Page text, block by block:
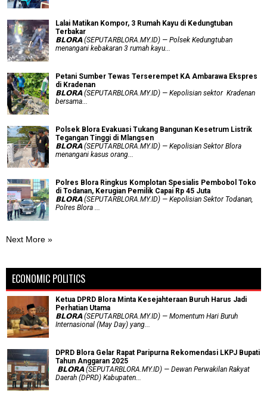
Lalai Matikan Kompor, 3 Rumah Kayu di Kedungtuban
Terbakar
𝗕𝗟𝗢𝗥𝗔 (SEPUTARBLORA.MY.ID) — Polsek Kedungtuban
menangani kebakaran 3 rumah kayu...
Petani Sumber Tewas Terserempet KA Ambarawa Ekspres
di Kradenan
𝗕𝗟𝗢𝗥𝗔 (SEPUTARBLORA.MY.ID) — Kepolisian sektor Kradenan
bersama...
Polsek Blora Evakuasi Tukang Bangunan Kesetrum Listrik
Tegangan Tinggi di Mlangsen
𝗕𝗟𝗢𝗥𝗔 (SEPUTARBLORA.MY.ID) — Kepolisian Sektor Blora
menangani kasus orang...
Polres Blora Ringkus Komplotan Spesialis Pembobol Toko
di Todanan, Kerugian Pemilik Capai Rp 45 Juta
𝗕𝗟𝗢𝗥𝗔 (SEPUTARBLORA.MY.ID) — Kepolisian Sektor Todanan,
Polres Blora ...
Next More »
ECONOMIC POLITICS
Ketua DPRD Blora Minta Kesejahteraan Buruh Harus Jadi
Perhatian Utama
​𝗕𝗟𝗢𝗥𝗔 (SEPUTARBLORA.MY.ID) — Momentum Hari Buruh
Internasional (May Day) yang...
DPRD Blora Gelar Rapat Paripurna Rekomendasi LKPJ Bupati
Tahun Anggaran 2025
‎ 𝗕𝗟𝗢𝗥𝗔 (SEPUTARBLORA.MY.ID) — Dewan Perwakilan Rakyat
Daerah (DPRD) Kabupaten...